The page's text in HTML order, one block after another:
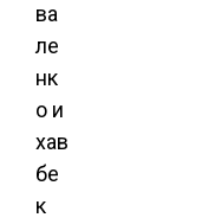
ва
ле
нк
о и
хав
бе
к